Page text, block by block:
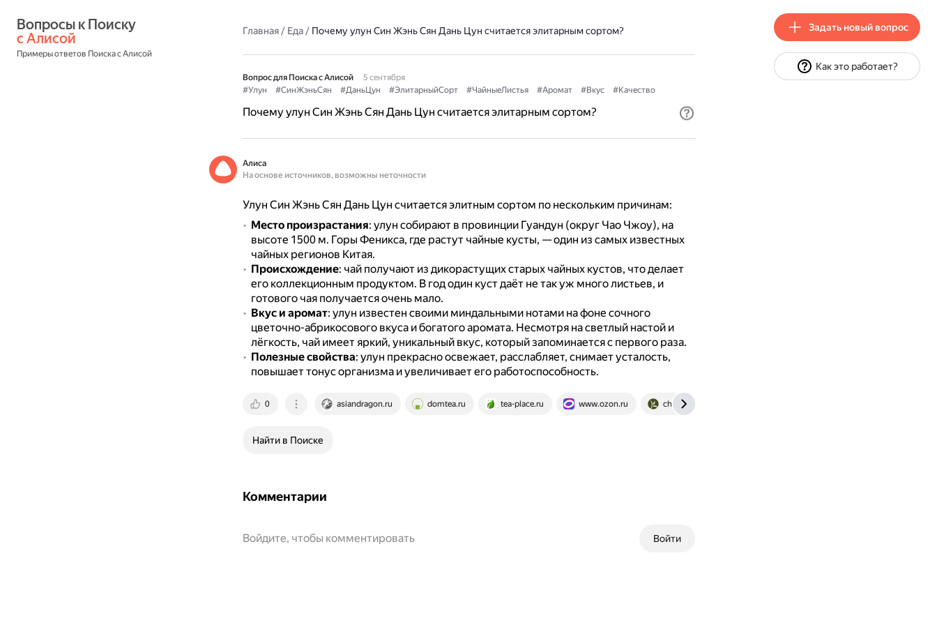
с Алисой
Примеры ответов Поиска с Алисой
Главная/ Еда/ Почему улун Син Жэнь Сян Дань Цун считается элитарным сортом?
Вопрос для Поиска с Алисой
5 сентября
#Улун
#СинЖэньСян #ДаньЦун #ЭлитарныйСорт #ЧайныеЛистья #Аромат #Вкус #Качество
Почему улун Син Жэнь Сян Дань Цун считается элитарным сортом?
Алиса
На основе источников, возможны неточности
Улун Син Жэнь Сян Дань Цун считается элитным сортом по нескольким причинам:
Место произрастания: улун собирают в провинции Гуандун (округ Чао Чжоу), на
высоте 1500 м. Горы Феникса, где растут чайные кусты, — один из самых известных
чайных регионов Китая.
Происхождение: чай получают из дикорастущих старых чайных кустов, что делает
его коллекционным продуктом. В год один куст даёт не так уж много листьев, и
готового чая получается очень мало.
Вкус и аромат: улун известен своими миндальными нотами на фоне сочного
цветочно-абрикосового вкуса и богатого аромата. Несмотря на светлый настой и
лёгкость, чай имеет яркий, уникальный вкус, который запоминается с первого раза.
Полезные свойства: улун прекрасно освежает, расслабляет, снимает усталость,
повышает тонус организма и увеличивает его работоспособность.
0 asiandragon.ru domtea.ru tea-place.ru www.ozon.ru chainoteka.ru
Найти в Поиске
Комментарии
Войти
Войдите, чтобы комментировать
Задать новый вопрос
Как это работает?